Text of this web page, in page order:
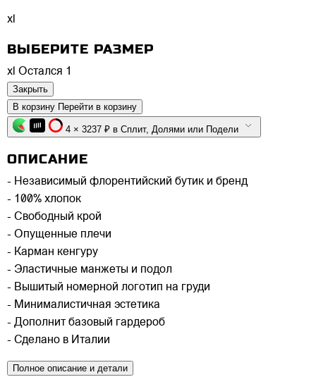
xl
ВЫБЕРИТЕ РАЗМЕР
xl Остался 1
Закрыть
В корзину Перейти в корзину
4 × 3237 ₽ в Сплит, Долями или Подели
ОПИСАНИЕ
- Независимый флорентийский бутик и бренд
- 100% хлопок
- Свободный крой
- Опущенные плечи
- Карман кенгуру
- Эластичные манжеты и подол
- Вышитый номерной логотип на груди
- Минималистичная эстетика
- Дополнит базовый гардероб
- Сделано в Италии
Полное описание и детали